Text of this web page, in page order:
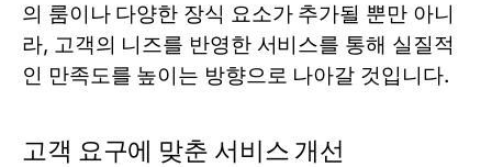
의 룸이나 다양한 장식 요소가 추가될 뿐만 아니
라, 고객의 니즈를 반영한 서비스를 통해 실질적
인 만족도를 높이는 방향으로 나아갈 것입니다.
고객 요구에 맞춘 서비스 개선